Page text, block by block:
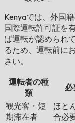
Kenyaでは、外国
国際運転許可証を
ば運転が認められ
るため、運転前に
さい。
運転者の種
類
観光客・短
期滞在者
ほと
合必